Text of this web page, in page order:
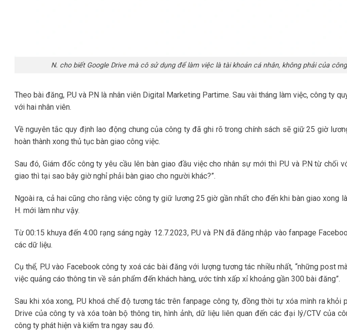
N. cho biết Google Drive mà cô sử dụng để làm việc là tài khoản cá nhân, không phải của
Theo bài đăng, P.U và P.N là nhân viên Digital Marketing Partime. Sau vài tháng làm việc, công ty
với hai nhân viên.
Về nguyên tắc quy định lao động chung của công ty đã ghi rõ trong chính sách sẽ giữ 25 giờ
hoàn thành xong thủ tục bàn giao công việc.
Sau đó, Giám đốc công ty yêu cầu lên bàn giao đầu việc cho nhân sự mới thì P.U và P.N từ chối
giao thì tại sao bây giờ nghỉ phải bàn giao cho người khác?”.
Ngoài ra, cả hai cũng cho rằng việc công ty giữ lương 25 giờ gần nhất cho đến khi bàn giao xong
H. mới làm như vậy.
Từ 00:15 khuya đến 4:00 rạng sáng ngày 12.7.2023, P.U và P.N đã đăng nhập vào fanpage
các dữ liệu.
Cụ thể, P.U vào Facebook công ty xoá các bài đăng với lượng tương tác nhiều nhất, “những post
việc quảng cáo thông tin về sản phẩm đến khách hàng, ước tính xấp xỉ khoảng gần 300 bài đăng”.
Sau khi xóa xong, P.U khoá chế độ tương tác trên fanpage công ty, đồng thời tự xóa mình ra khỏi
Drive của công ty và xóa toàn bộ thông tin, hình ảnh, dữ liệu liên quan đến các đại lý/CTV của
công ty phát hiện và kiểm tra ngay sau đó.